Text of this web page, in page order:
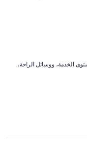
عناصر نالت الإعجاب: ⁦النظافة⁩، و⁦العاملون ومستوى الخدمة⁩، و⁦وسائل الراحة⁩،